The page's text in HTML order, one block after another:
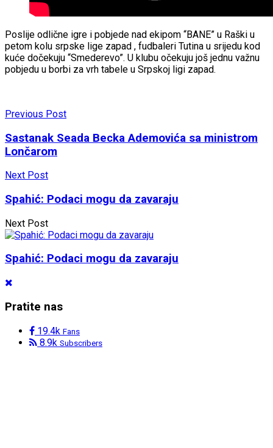
Poslije odlične igre i pobjede nad ekipom “BANE” u Raški u
petom kolu srpske lige zapad , fudbaleri Tutina u srijedu kod
kuće dočekuju “Smederevo”. U klubu očekuju još jednu važnu
pobjedu u borbi za vrh tabele u Srpskoj ligi zapad.
Previous Post
Sastanak Seada Becka Ademovića sa ministrom
Lončarom
Next Post
Spahić: Podaci mogu da zavaraju
Next Post
Spahić: Podaci mogu da zavaraju
Pratite nas
19.4k Fans
8.9k Subscribers